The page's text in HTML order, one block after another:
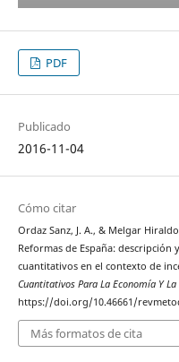
PDF
Publicado
2016-11-04
Cómo citar
Ordaz Sanz, J. A., & Melgar
Reformas de España:
cuantitativos en el contexto de
Cuantitativos Para La Economía Y La
https://doi.org/10.46661/
Más formatos de cita